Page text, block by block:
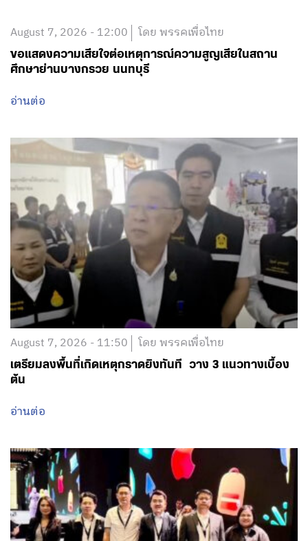
August 7, 2026 - 12:00 โดย พรรคเพื่อไทย
ขอแสดงความเสียใจต่อเหตุการณ์ความสูญเสียในสถาน
ศึกษาย่านบางกรวย นนทบุรี
อ่านต่อ
August 7, 2026 - 11:50 โดย พรรคเพื่อไทย
เตรียมลงพื้นที่เกิดเหตุกราดยิงทันที วาง 3 แนวทางเบื้อง
ต้น
อ่านต่อ